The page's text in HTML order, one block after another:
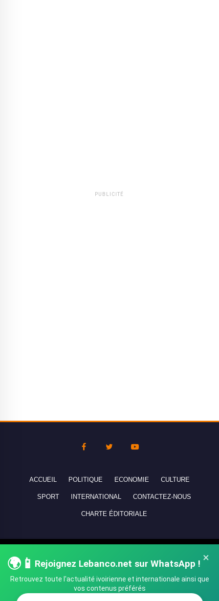
PUBLICITÉ
×
🌍📱 Rejoignez Lebanco.net sur WhatsApp !
Retrouvez toute l'actualité ivoirienne et internationale ainsi que
vos contenus préférés
ACCUEIL POLITIQUE ECONOMIE CULTURE
SPORT INTERNATIONAL CONTACTEZ-NOUS
CHARTE ÉDITORIALE
réservés - All rights reserved.